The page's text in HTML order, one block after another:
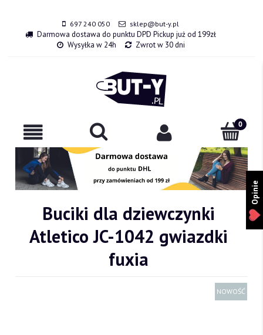
697 240 050 sklep@but-y.pl
Darmowa dostawa do punktu DPD Pickup już od 199zł
Wysyłka w 24h
Zwrot w 30 dni
Buciki dla dziewczynki
Atletico JC-1042 gwiazdki
fuxia
NOWOŚĆ
Opinie